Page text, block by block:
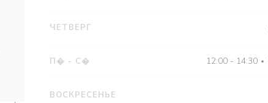
ЧЕТВЕРГ
П� - С� 12:00 - 14:30 •
ВОСКРЕСЕНЬЕ